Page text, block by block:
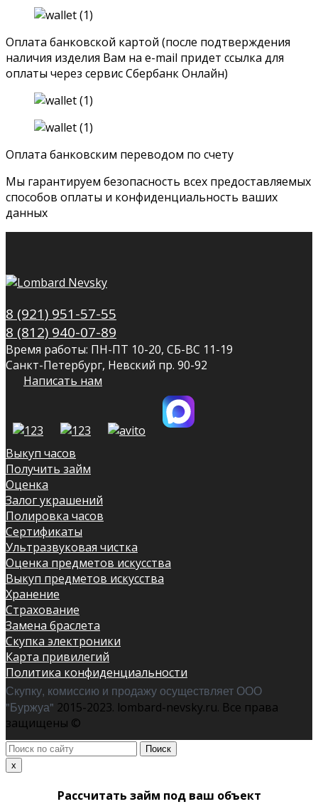
Оплата банковской картой (после подтверждения
наличия изделия Вам на e-mail придет ссылка для
оплаты через сервис Сбербанк Онлайн)
Оплата банковским переводом по счету
Мы гарантируем безопасность всех предоставляемых
способов оплаты и конфиденциальность ваших
данных
8 (921) 951-57-55
8 (812) 940-07-89
Время работы: ПН-ПТ 10-20, СБ-ВС 11-19
Санкт-Петербург, Невский пр. 90-92
Написать нам
Выкуп часов
Получить займ
Оценка
Залог украшений
Полировка часов
Сертификаты
Ультразвуковая чистка
Оценка предметов искусства
Выкуп предметов искусства
Хранение
Страхование
Замена браслета
Скупка электроники
Карта привилегий
Политика конфиденциальности
Скупку, комиссию и продажу осуществляет ООО
"Буржуа" 2015-2023. lombard-nevsky.ru. Все права
защищены ©
Поиск
по
x
Рассчитать займ под ваш объект